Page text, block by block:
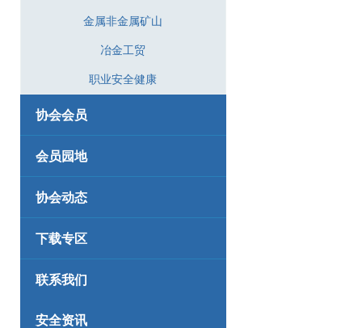
金属非金属矿山
冶金工贸
职业安全健康
协会会员
会员园地
协会动态
下载专区
联系我们
安全资讯